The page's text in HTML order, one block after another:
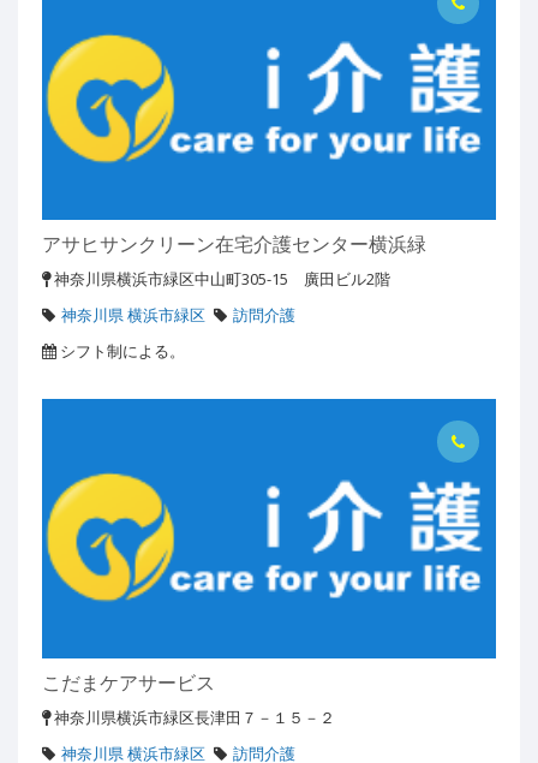
アサヒサンクリーン在宅介護センター横浜緑
神奈川県横浜市緑区中山町305-15 廣田ビル2階
神奈川県 横浜市緑区
訪問介護
シフト制による。
こだまケアサービス
神奈川県横浜市緑区長津田７－１５－２
神奈川県 横浜市緑区
訪問介護